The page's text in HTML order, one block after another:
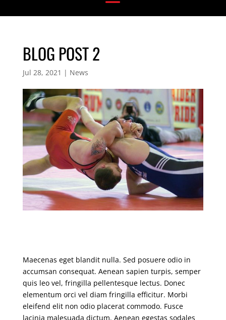
BLOG POST 2
Jul 28, 2021 | News
Maecenas eget blandit nulla. Sed posuere odio in
accumsan consequat. Aenean sapien turpis, semper
quis leo vel, fringilla pellentesque lectus. Donec
elementum orci vel diam fringilla efficitur. Morbi
eleifend elit non odio placerat commodo. Fusce
lacinia malesuada dictum. Aenean egestas sodales